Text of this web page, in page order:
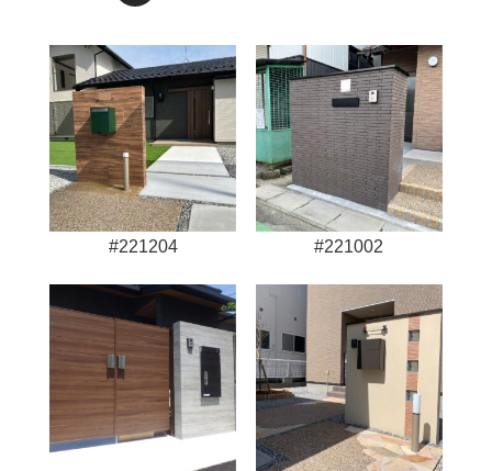
#221204 #221002